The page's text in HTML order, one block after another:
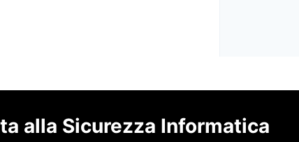
alla Sicurezza Informatica